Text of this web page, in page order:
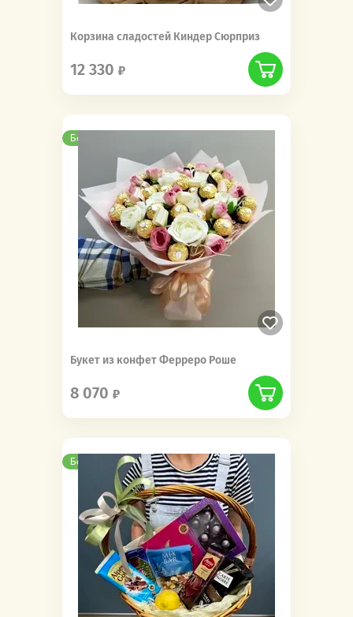
Корзина сладостей Киндер Сюрприз
12 330
Бесплатная доставка
Букет из конфет Ферреро Роше
8 070
Бесплатная доставка Новинка